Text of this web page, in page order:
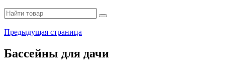
Предыдущая страница
Бассейны для дачи